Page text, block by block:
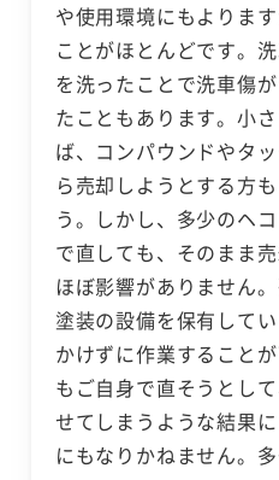
や使用環境にもよりま
ことがほとんどです。
を洗ったことで洗車傷
たこともあります。小
ば、コンパウンドやタ
ら売却しようとする方
う。しかし、多少のヘ
で直しても、そのまま
ほぼ影響がありません
塗装の設備を保有して
かけずに作業すること
もご自身で直そうとし
せてしまうような結果
にもなりかねません。